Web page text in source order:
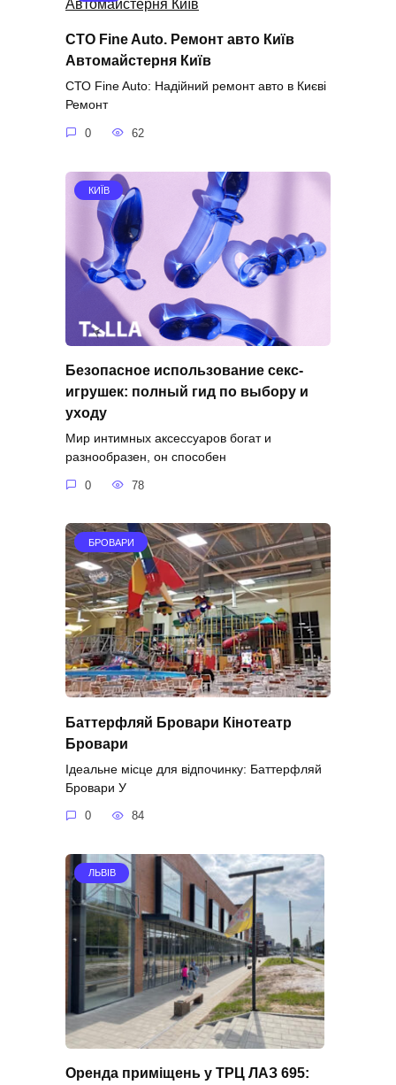
СТО Fine Auto. Ремонт авто Київ
Автомайстерня Київ
СТО Fine Auto: Надійний ремонт авто в Києві
Ремонт
0 62
КИЇВ
Безопасное использование секс-
игрушек: полный гид по выбору и
уходу
Мир интимных аксессуаров богат и
разнообразен, он способен
0 78
БРОВАРИ
Баттерфляй Бровари Кінотеатр
Бровари
Ідеальне місце для відпочинку: Баттерфляй
Бровари У
0 84
ЛЬВІВ
Оренда приміщень у ТРЦ ЛАЗ 695: